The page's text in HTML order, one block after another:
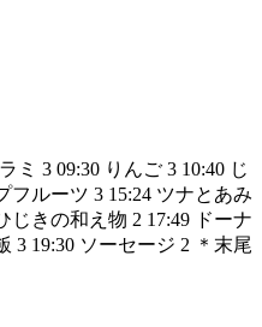
ミ 3 09:30 りんご 3 10:40 じ
フルーツ 3 15:24 ツナとあみ
じきの和え物 2 17:49 ドーナ
3 19:30 ソーセージ 2 ＊末尾